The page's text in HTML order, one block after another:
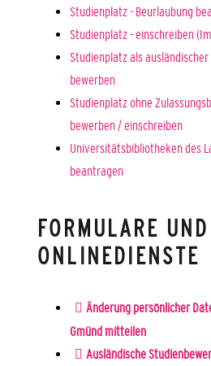
Studienplatz - Beurlaubung
Studienplatz - einschreiben
Studienplatz als
bewerben
Studienplatz ohne
bewerben / einschreiben
Universitätsbibliotheken des
beantragen
FORMULARE UND
ONLINEDIENSTE
Änderung persönlicher
Gmünd mitteilen
Ausländische